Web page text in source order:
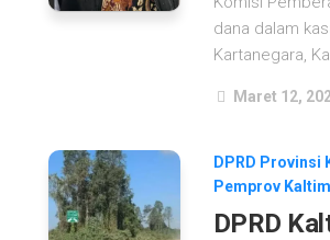
dana dalam
Kartanegara,
Maret 12,
DPRD Provinsi
Pemprov Kaltim
DPRD